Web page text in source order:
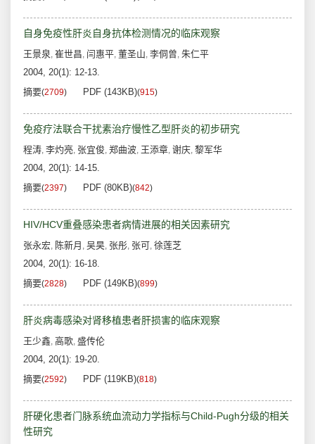
自身免疫性肝炎自身抗体检测情况的临床观察
王景泉, 崔世昌, 闫惠平, 董圣山, 李侗曾, 朱仁平
2004, 20(1): 12-13.
摘要(2709) PDF (143KB)(915)
免疫疗法联合干扰素治疗慢性乙型肝炎的初步研究
程涛, 李灼亮, 张宜俊, 郑曲波, 王添章, 谢庆, 黎军华
2004, 20(1): 14-15.
摘要(2397) PDF (80KB)(842)
HIV/HCV重叠感染患者病情进展的相关因素研究
张永宏, 陈新月 , 吴昊, 张彤, 张可, 徐莲芝
2004, 20(1): 16-18.
摘要(2828) PDF (149KB)(899)
肝炎病毒感染对肾移植患者肝损害的临床观察
王少鑫, 高歌, 盛传伦
2004, 20(1): 19-20.
摘要(2592) PDF (119KB)(818)
肝硬化患者门脉系统血流动力学指标与Child-Pugh分级的相关
性研究